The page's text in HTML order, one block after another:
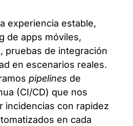
experiencia estable,
de apps móviles,
pruebas de integración
en escenarios reales.
pipelines de
(CI/CD) que nos
incidencias con rapidez
en cada